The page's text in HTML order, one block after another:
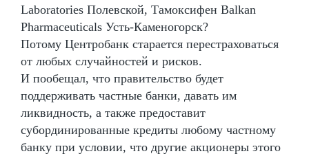
Laboratories Полевской, Тамоксифен Balkan
Pharmaceuticals Усть-Каменогорск?
Потому Центробанк старается перестраховаться
от любых случайностей и рисков.
И пообещал, что правительство будет
поддерживать частные банки, давать им
ликвидность, а также предоставит
субординированные кредиты любому частному
банку при условии, что другие акционеры этого